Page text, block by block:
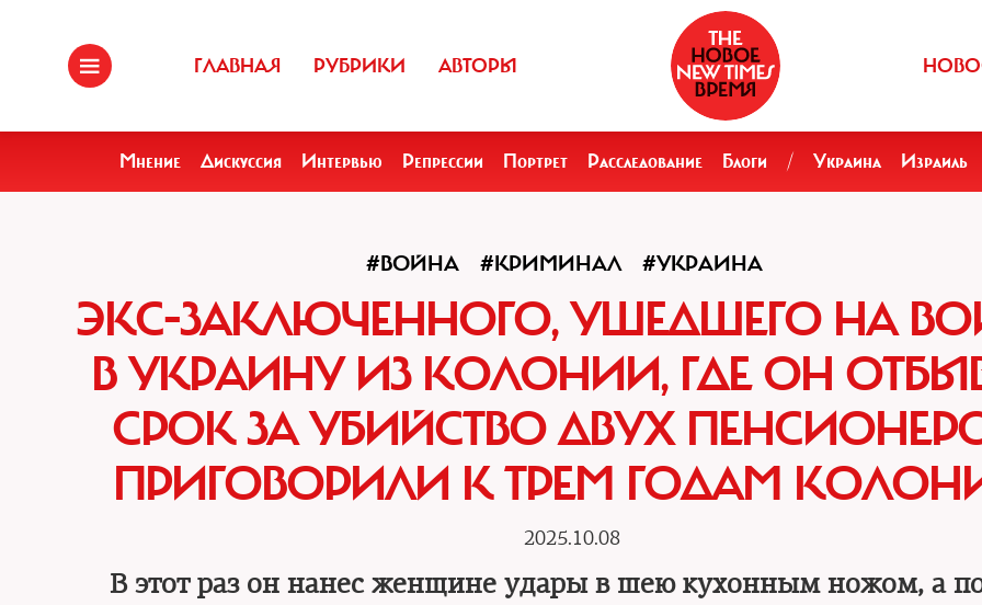
ГЛАВНАЯ РУБРИКИ АВТОРЫ
Мнение Дискуссия Интервью Репрессии Портрет Расследование Блоги / Украина Израиль
#ВОЙНА #КРИМИНАЛ #УКРАИНА
ЭКС-ЗАКЛЮЧЕННОГО, УШЕДШЕГО НА
В УКРАИНУ ИЗ КОЛОНИИ, ГДЕ ОН
СРОК ЗА УБИЙСТВО ДВУХ
ПРИГОВОРИЛИ К ТРЕМ ГОДАМ
2025.10.08
В этот раз он нанес женщине удары в шею кухонным ножом, а